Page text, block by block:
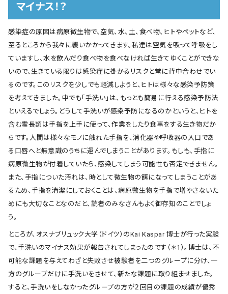
マイナス！？
感染症の原因は病原微生物で、空気、水、土、食べ物、ヒトやペットなど、
至るところから我々に襲いかかってきます。私達は空気を吸って呼吸をし
ていますし、水を飲んだり食べ物を食べなければ生きてゆくことができな
いので、生きている限りは感染症に掛かるリスクと常に背中合わせでい
るのです。このリスクを少しでも軽減しようと、ヒトは様々な感染予防策
を考えてきました。中でも「手洗い」は、もっとも簡易に行える感染予防法
といえるでしょう。どうして手洗いが感染予防になるのかというと、ヒトを
含む霊長類は手指を上手に使って、作業をしたり食事をする生き物だか
らです。人間は様々なモノに触れた手指を、消化器や呼吸器の入口であ
る口唇へと無意識のうちに運んでしまうことがあります。もしも、手指に
病原微生物が付着していたら、感染してしまう可能性も否定できません。
また、手指についた汚れは、時として微生物の餌になってしまうことがあ
るため、手指を清潔にしておくことは、病原微生物を手指で増やさないた
めにも大切なことなのだと、読者のみなさんもよく御存知のことでしょ
う。
ところが、オスナブリュック大学（ドイツ）のKai Kaspar 博士が行った実験
で、手洗いのマイナス効果が報告されてしまったのです（＊1）。博士は、不
可能な課題を与えてわざと失敗させ被験者を二つのグループに分け、一
方のグループだけに手洗いをさせて、新たな課題に取り組ませました。
すると、手洗いをしなかったグループの方が２回目の課題の成績が優秀